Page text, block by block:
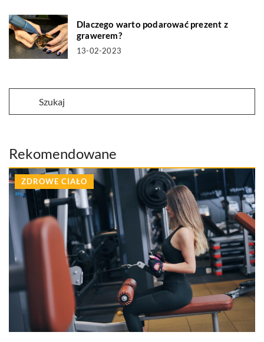
Dlaczego warto podarować prezent z
grawerem?
13-02-2023
Rekomendowane
ZDROWE CIAŁO